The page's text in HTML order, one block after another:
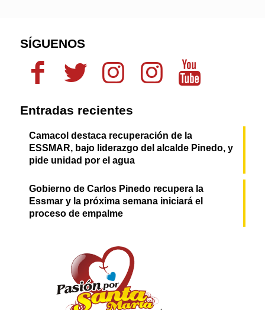
SÍGUENOS
Entradas recientes
Camacol destaca recuperación de la
ESSMAR, bajo liderazgo del alcalde Pinedo, y
pide unidad por el agua
Gobierno de Carlos Pinedo recupera la
Essmar y la próxima semana iniciará el
proceso de empalme